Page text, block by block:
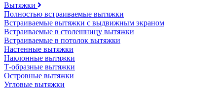
Вытяжки
Полностью встраиваемые вытяжки
Встраиваемые вытяжки с выдвижным экраном
Встраиваемые в столешницу вытяжки
Встраиваемые в потолок вытяжки
Настенные вытяжки
Наклонные вытяжки
Т-образные вытяжки
Островные вытяжки
Угловые вытяжки